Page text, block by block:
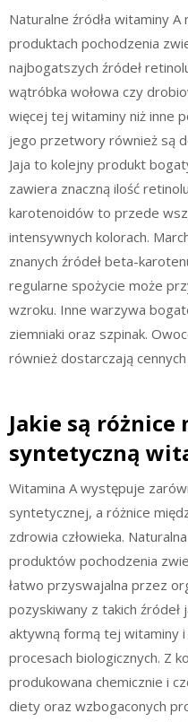
Naturalne źródła witaminy
produktach pochodzenia
najbogatszych źródeł
wątróbka wołowa czy
więcej tej witaminy niż inne
jego przetwory również są
Jaja to kolejny produkt
zawiera znaczną ilość
karotenoidów to przede
intensywnych kolorach.
znanych źródeł beta-
regularne spożycie może
wzroku. Inne warzywa
ziemniaki oraz szpinak.
również dostarczają
Jakie są
syntetyczną
Witamina A występuje
syntetycznej, a różnice
zdrowia człowieka.
produktów pochodzenia
łatwo przyswajalna przez
pozyskiwany z takich
aktywną formą tej witaminy
procesach biologicznych. Z
produkowana chemicznie i
diety oraz wzbogaconych